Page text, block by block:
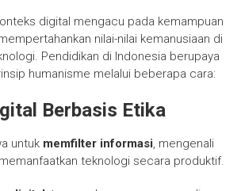
digital mengacu pada kemampuan
nilai-nilai kemanusiaan di
Pendidikan di Indonesia berupaya
humanisme melalui beberapa cara:
Berbasis Etika
untuk memfilter informasi, mengenali
teknologi secara produktif.